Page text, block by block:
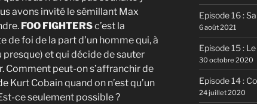
avons invité le sémillant Max
FOO FIGHTERSc’est la
de foi de la part d’un homme qui, à
et qui décide de sauter
Comment peut-on s’affranchir de
Kurt Cobain quand on n’est qu’un
ce seulement possible ?
Episode 16 :
6 août 2021
Episode 15 :
30 octobre 2020
Episode 14 :
24 juillet 2020